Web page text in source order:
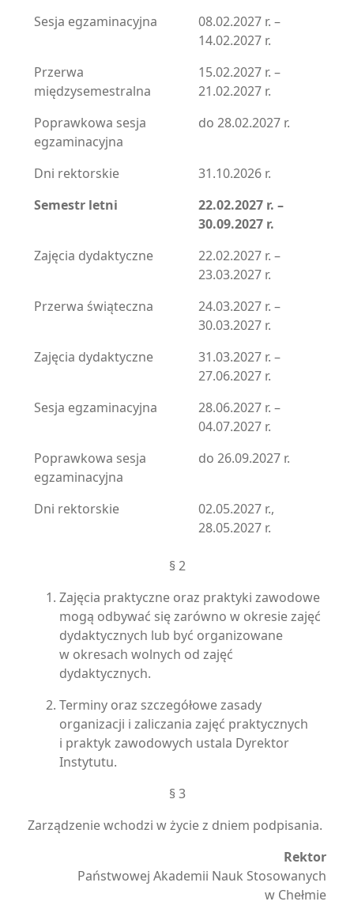
Sesja egzaminacyjna
08.02.2027 r. –
14.02.2027 r.
Przerwa
międzysemestralna
15.02.2027 r. –
21.02.2027 r.
Poprawkowa sesja
egzaminacyjna
do 28.02.2027 r.
Dni rektorskie
31.10.2026 r.
Semestr letni
22.02.2027 r. –
30.09.2027 r.
Zajęcia dydaktyczne
22.02.2027 r. –
23.03.2027 r.
Przerwa świąteczna
24.03.2027 r. –
30.03.2027 r.
Zajęcia dydaktyczne
31.03.2027 r. –
27.06.2027 r.
Sesja egzaminacyjna
28.06.2027 r. –
04.07.2027 r.
Poprawkowa sesja
egzaminacyjna
do 26.09.2027 r.
Dni rektorskie
02.05.2027 r.,
28.05.2027 r.
§ 2
Zajęcia praktyczne oraz praktyki zawodowe
mogą odbywać się zarówno w okresie zajęć
dydaktycznych lub być organizowane
w okresach wolnych od zajęć
dydaktycznych.
Terminy oraz szczegółowe zasady
organizacji i zaliczania zajęć praktycznych
i praktyk zawodowych ustala Dyrektor
Instytutu.
§ 3
Zarządzenie wchodzi w życie z dniem podpisania.
Rektor
Państwowej Akademii Nauk Stosowanych
w Chełmie